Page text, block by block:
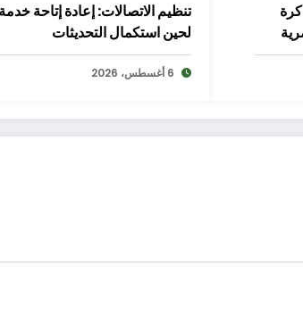
تنظيم الاتصالات: إعادة إتاحة
لحين استكمال التحديثات
6 أغسطس، 2026